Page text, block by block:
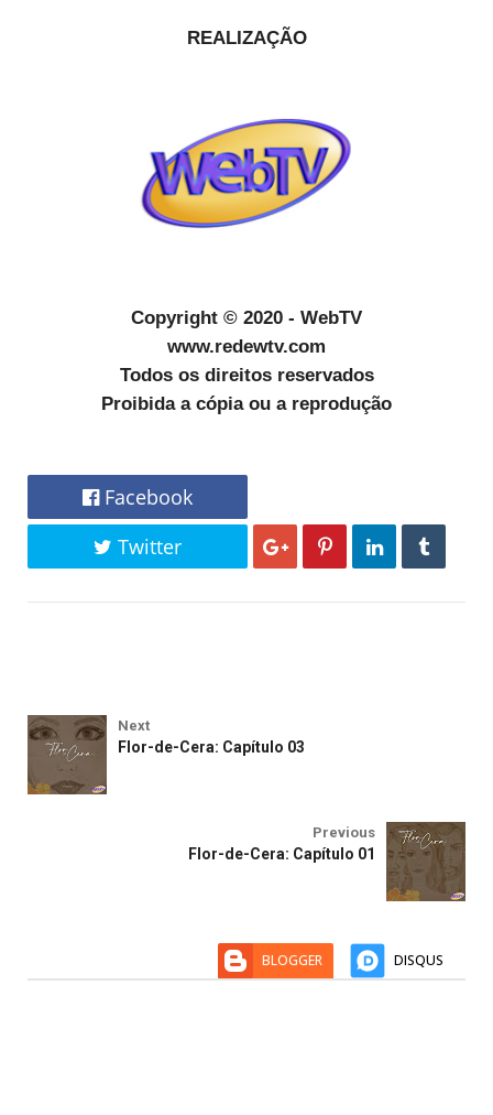
REALIZAÇÃO
Copyright © 2020 - WebTV
www.redewtv.com
Todos os direitos reservados
Proibida a cópia ou a reprodução
Facebook
Twitter
Next
Flor-de-Cera: Capítulo 03
Previous
Flor-de-Cera: Capítulo 01
BLOGGER DISQUS